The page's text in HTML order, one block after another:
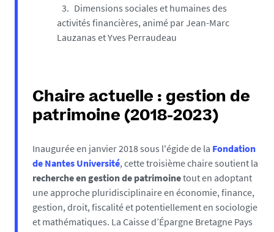
Dimensions sociales et humaines des
activités financières, animé par Jean-Marc
Lauzanas et Yves Perraudeau
Chaire actuelle : gestion de
patrimoine (2018-2023)
Inaugurée en janvier 2018 sous l'égide de la Fondation
de Nantes Université, cette troisième chaire soutient la
recherche en gestion de patrimoinetout en adoptant
une approche pluridisciplinaire en économie, finance,
gestion, droit, fiscalité et potentiellement en sociologie
et mathématiques. La Caisse d’Épargne Bretagne Pays